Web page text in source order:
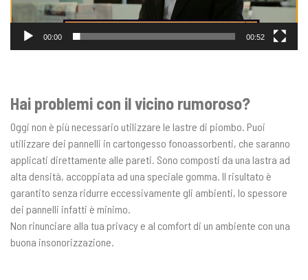
00:00 00:52
Hai problemi con il vicino rumoroso?
Oggi non è più necessario utilizzare le lastre di piombo. Puoi
utilizzare dei pannelli in cartongesso fonoassorbenti, che saranno
applicati direttamente alle pareti. Sono composti da una lastra ad
alta densità, accoppiata ad una speciale gomma. Il risultato è
garantito senza ridurre eccessivamente gli ambienti, lo spessore
dei pannelli infatti è minimo.
Non rinunciare alla tua privacy e al comfort di un ambiente con una
buona insonorizzazione.